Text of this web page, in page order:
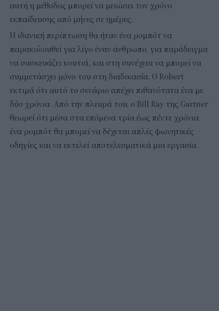
αυτή η μέθοδος μπορεί να μειώσει τον χρόνο
εκπαίδευσης από μήνες σε ημέρες.
Η ιδανική περίπτωση θα ήταν ένα ρομπότ να
παρακολουθεί για λίγο έναν άνθρωπο, για παράδειγμα
να συσκευάζει κουτιά, και στη συνέχεια να μπορεί να
συμμετάσχει μόνο του στη διαδικασία. Ο Robert
εκτιμά ότι αυτό το σενάριο απέχει πιθανότατα ένα με
δύο χρόνια. Από την πλευρά του, ο Bill Ray της Gartner
θεωρεί ότι μέσα στα επόμενα τρία έως πέντε χρόνια
ένα ρομπότ θα μπορεί να δέχεται απλές φωνητικές
οδηγίες και να εκτελεί αποτελεσματικά μια εργασία.